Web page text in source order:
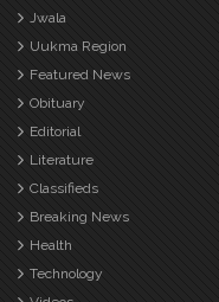
Jwala
Uukma Region
Featured News
Obituary
Editorial
Literature
Classifieds
Breaking News
Health
Technology